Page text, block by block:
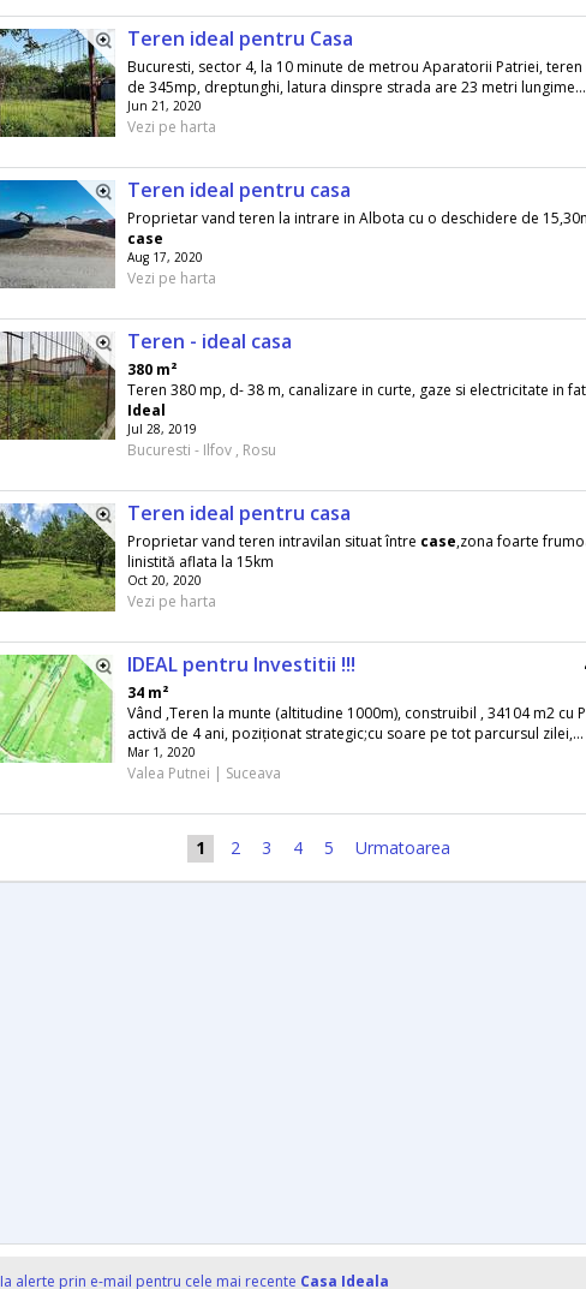
Teren ideal pentru Casa
Bucuresti, sector 4, la 10 minute de metrou Aparatorii Patriei,
de 345mp, dreptunghi, latura dinspre strada are 23 metri lungime...
Jun 21, 2020
Vezi pe harta
Teren ideal pentru casa
Proprietar vand teren la intrare in Albota cu o deschidere de
case
Aug 17, 2020
Vezi pe harta
Teren - ideal casa
380 m²
Teren 380 mp, d- 38 m, canalizare in curte, gaze si electricitate in
Ideal
Jul 28, 2019
Bucuresti - Ilfov , Rosu
Teren ideal pentru casa
Proprietar vand teren intravilan situat între case,zona foarte
linistită aflata la 15km
Oct 20, 2020
Vezi pe harta
IDEAL pentru Investitii !!!
34 m²
Vând ,Teren la munte (altitudine 1000m), construibil , 34104 m2 cu
activă de 4 ani, poziționat strategic;cu soare pe tot parcursul zilei,...
Mar 1, 2020
Valea Putnei | Suceava
1 2 3 4 5 Urmatoarea
Ia alerte prin e-mail pentru cele mai recente Casa Ideala